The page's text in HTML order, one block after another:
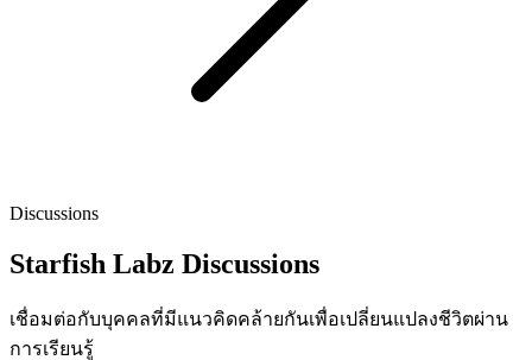
Discussions
Starfish Labz Discussions
เชื่อมต่อกับบุคคลที่มีแนวคิดคล้ายกันเพื่อเปลี่ยนแปลงชีวิตผ่าน
การเรียนรู้